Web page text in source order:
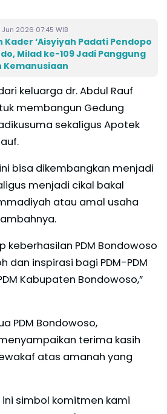
2026 07:45 WIB
Kader ‘Aisyiyah Padati Pendopo
Milad ke-109 Jadi Panggung
Kemanusiaan
keluarga dr. Abdul Rauf
membangun Gedung
sekaligus Apotek
bisa dikembangkan menjadi
menjadi cikal bakal
atau amal usaha
keberhasilan PDM Bondowoso
dan inspirasi bagi PDM-PDM
Kabupaten Bondowoso,”
PDM Bondowoso,
terima kasih
atas amanah yang
simbol komitmen kami